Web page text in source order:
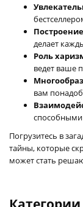
делает
Роль
ведет ваше
вам
способными
Погрузитесь в
тайны, которые
может стать